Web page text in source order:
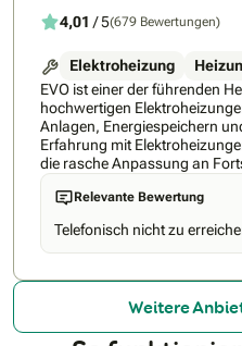
4,01 / 5(679 Bewertungen)
Elektroheizung
EVO ist einer der führenden
hochwertigen
Anlagen, Energiespeichern
Erfahrung mit
die rasche Anpassung an
mit der optimalen Betreuung
einem der Marktführer
Heizkörper 30 Jahre
der Heizungen wieder. • Alle
durch den TÜV und den VDE
Fachberatung und ein
kompetenten Kundenservice.
Relevante Bewertung
Telefonisch nicht zu
Weitere